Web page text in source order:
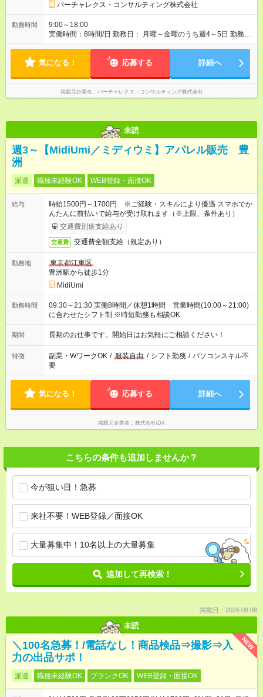
バーチャレクス・コンサルティング株式会社
勤務時間
9:00～18:00
実働時間：8時間/日 勤務日： 月曜～金曜のうち週4～5日 勤務時
間： 9：00～18：00（実働8時間）
気になる！ 応募する 詳細へ
掲載元企業名 バーチャレクス・コンサルティング株式会社
未読
週3～【MidiUmi／ミディウミ】アパレル販売 豊
洲
派遣 職種未経験OK WEB登録・面接OK
給与
時給1500円～1700円 ※ご経験・スキルにより優遇 スマホでか
んたんに前払いで給与が受け取れます（※上限、条件あり）
交通費別途支給あり
交通費 交通費全額支給（規定あり）
勤務地
東京都江東区
豊洲駅から徒歩1分
MidiUmi
勤務時間
09:30～21:30 実働8時間／休憩1時間 営業時間(10:00～21:00)
に合わせたシフト制 ※時短勤務も相談OK
期間 長期のお仕事です。開始日はお気軽にご相談ください！
特徴 副業・WワークOK / 服装自由 / シフト勤務 / パソコンスキル不
要
気になる！ 応募する 詳細へ
掲載元企業名 株式会社iDA
こちらの条件も追加しませんか？
今が狙い目！急募
来社不要！WEB登録／面接OK
大量募集中！10名以上の大量募集
追加して再検索！
掲載日：2026.08.08
未読
NEW
＼100名急募！/電話なし！商品検品⇒撮影⇒入
力の出品サポ！
派遣 職種未経験OK ブランクOK WEB登録・面接OK